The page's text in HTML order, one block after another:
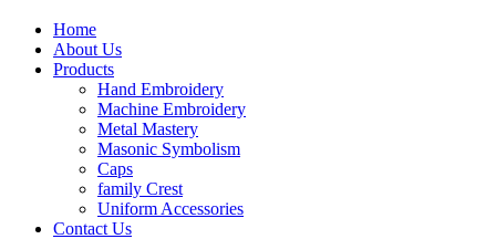
Home
About Us
Products
Hand Embroidery
Machine Embroidery
Metal Mastery
Masonic Symbolism
Caps
family Crest
Uniform Accessories
Contact Us